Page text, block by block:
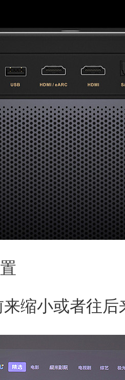
缩小或者往